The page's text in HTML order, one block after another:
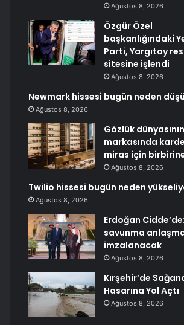
Ağustos 8, 2026
Özgür Özel
başkanlığındaki
Parti, Yargıtay
sitesine işlendi
Ağustos 8, 2026
Newmark hissesi bugün neden
Ağustos 8, 2026
Gözlük
markasında
miras için
Ağustos 8, 2026
Twilio hissesi bugün neden
Ağustos 8, 2026
Erdoğan
savunma
imzalanacak
Ağustos 8, 2026
Kırşehir’de
Hasarına Yol Açtı
Ağustos 8, 2026